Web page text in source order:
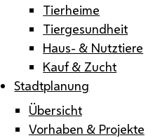
Tierheime
Tiergesundheit
Haus- & Nutztiere
Kauf & Zucht
Stadtplanung
Übersicht
Vorhaben & Projekte